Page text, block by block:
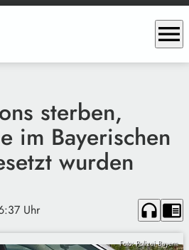
menu
sterben,
im Bayerischen
wurden
Uhr headphones chrome_reader_mode
Foto: Polizei Bayern